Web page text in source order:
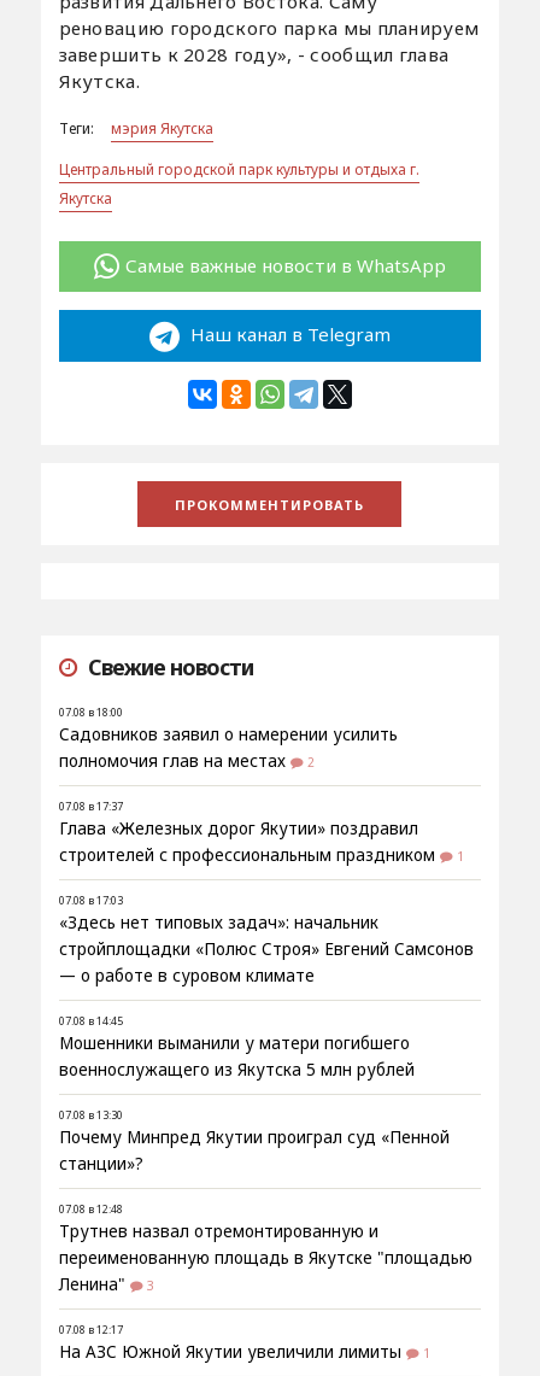
реновацию городского парка мы планируем
завершить к 2028 году», - сообщил глава
Якутска.
Теги:
мэрия Якутска
Центральный городской парк культуры и отдыха г.
Якутска
Самые важные новости в WhatsApp
Наш канал в Telegram
Свежие новости
07.08 в 18:00
Садовников заявил о намерении усилить
полномочия глав на местах
2
07.08 в 17:37
Глава «Железных дорог Якутии» поздравил
строителей с профессиональным праздником
1
07.08 в 17:03
«Здесь нет типовых задач»: начальник
стройплощадки «Полюс Строя» Евгений Самсонов
— о работе в суровом климате
07.08 в 14:45
Мошенники выманили у матери погибшего
военнослужащего из Якутска 5 млн рублей
07.08 в 13:30
Почему Минпред Якутии проиграл суд «Пенной
станции»?
07.08 в 12:48
Трутнев назвал отремонтированную и
переименованную площадь в Якутске "площадью
Ленина"
3
07.08 в 12:17
На АЗС Южной Якутии увеличили лимиты 1